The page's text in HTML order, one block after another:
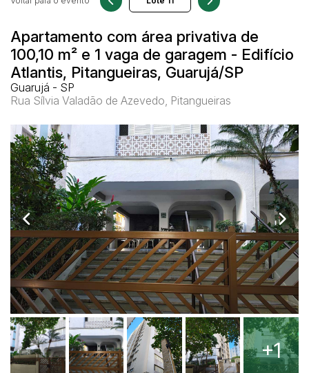
Apartamento com área privativa de
100,10 m² e 1 vaga de garagem - Edifício
Atlantis, Pitangueiras, Guarujá/SP
Guarujá - SP
Rua Sílvia Valadão de Azevedo, Pitangueiras
+1